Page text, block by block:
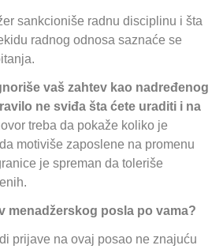
sankcioniše radnu disciplinu i šta
radnog odnosa saznaće se
vaš zahtev kao nadređenog
ne sviđa šta ćete uraditi i na
treba da pokaže koliko je
motiviše zaposlene na promenu
je spreman da toleriše
menadžerskog posla po vama?
prijave na ovaj posao ne znajuću